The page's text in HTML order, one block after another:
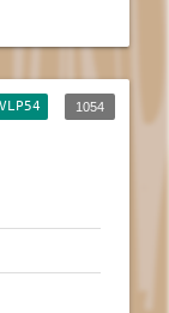
1054